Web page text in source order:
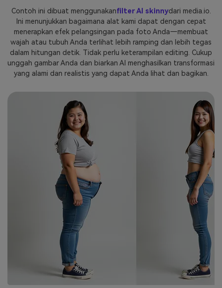
Contoh ini dibuat menggunakanfilter AI skinnydari media.io.
Ini menunjukkan bagaimana alat kami dapat dengan cepat
menerapkan efek pelangsingan pada foto Anda—membuat
wajah atau tubuh Anda terlihat lebih ramping dan lebih tegas
dalam hitungan detik. Tidak perlu keterampilan editing. Cukup
unggah gambar Anda dan biarkan AI menghasilkan transformasi
yang alami dan realistis yang dapat Anda lihat dan bagikan.